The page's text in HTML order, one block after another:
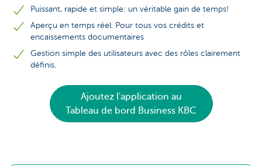
Puissant, rapide et simple: un véritable gain de temps!
Aperçu en temps réel. Pour tous vos crédits et
encaissements documentaires
Gestion simple des utilisateurs avec des rôles clairement
définis.
Ajoutez l'application au
Tableau de bord Business KBC